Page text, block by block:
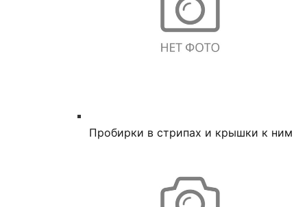
Пробирки в стрипах и крышки к ним